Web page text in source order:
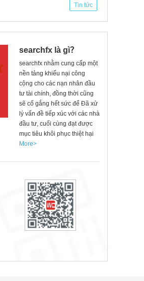
Tin tức
searchfx là gì？
searchfx nhằm cung cấp một
nền tảng khiếu nại công
cộng cho các nạn nhân đầu
tư tài chính, đồng thời cũng
sẽ cố gắng hết sức để Đã xử
lý vấn đề tiếp xúc với các nhà
đầu tư, cuối cùng đạt được
mục tiêu khôi phục thiệt hại
More>